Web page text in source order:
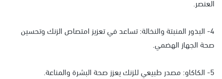
4- البذور المنبتة والنخالة: تساعد في تعزيز امتصاص الزنك وتحسين
صحة الجهاز الهضمي.
5- الكاكاو: مصدر طبيعي للزنك يعزز صحة البشرة والمناعة.